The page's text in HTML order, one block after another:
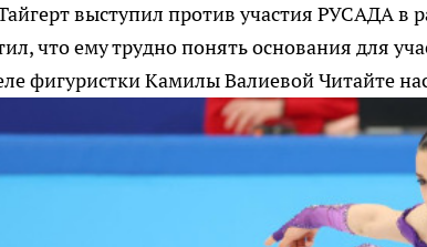
выступил против участия РУСАДА в
что ему трудно понять основания для
фигуристки Камилы ВалиевойЧитайте